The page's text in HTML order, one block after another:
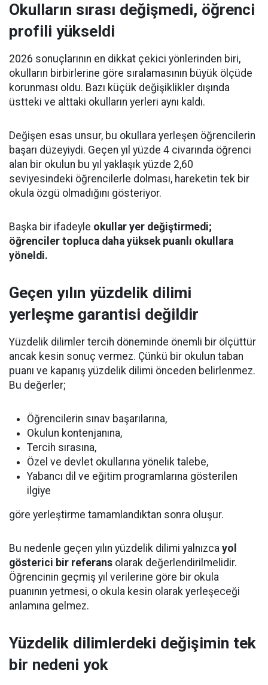
Okulların sırası değişmedi, öğrenci
profili yükseldi
2026 sonuçlarının en dikkat çekici yönlerinden biri,
okulların birbirlerine göre sıralamasının büyük ölçüde
korunması oldu. Bazı küçük değişiklikler dışında
üstteki ve alttaki okulların yerleri aynı kaldı.
Değişen esas unsur, bu okullara yerleşen öğrencilerin
başarı düzeyiydi. Geçen yıl yüzde 4 civarında öğrenci
alan bir okulun bu yıl yaklaşık yüzde 2,60
seviyesindeki öğrencilerle dolması, hareketin tek bir
okula özgü olmadığını gösteriyor.
Başka bir ifadeyle okullar yer değiştirmedi;
öğrenciler topluca daha yüksek puanlı okullara
yöneldi.
Geçen yılın yüzdelik dilimi
yerleşme garantisi değildir
Yüzdelik dilimler tercih döneminde önemli bir ölçüttür
ancak kesin sonuç vermez. Çünkü bir okulun taban
puanı ve kapanış yüzdelik dilimi önceden belirlenmez.
Bu değerler;
Öğrencilerin sınav başarılarına,
Okulun kontenjanına,
Tercih sırasına,
Özel ve devlet okullarına yönelik talebe,
Yabancı dil ve eğitim programlarına gösterilen
ilgiye
göre yerleştirme tamamlandıktan sonra oluşur.
Bu nedenle geçen yılın yüzdelik dilimi yalnızca yol
gösterici bir referans olarak değerlendirilmelidir.
Öğrencinin geçmiş yıl verilerine göre bir okula
puanının yetmesi, o okula kesin olarak yerleşeceği
anlamına gelmez.
Yüzdelik dilimlerdeki değişimin tek
bir nedeni yok